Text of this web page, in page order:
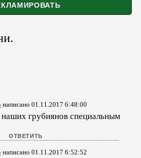
написано 01.11.2017 6:48:00
грубиянов специальным
написано 01.11.2017 6:52:52